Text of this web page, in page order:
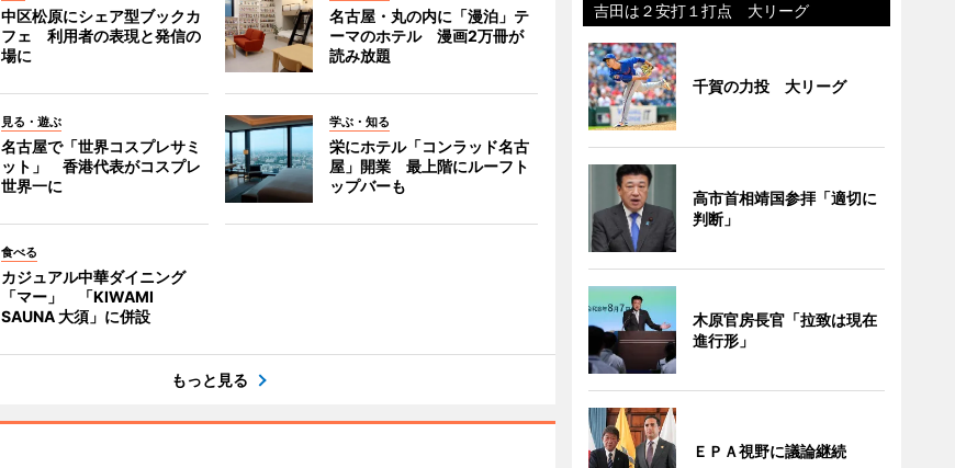
中区松原にシェア型ブックカ
フェ 利用者の表現と発信の
場に
名古屋・丸の内に「漫泊」テ
ーマのホテル 漫画2万冊が
読み放題
見る・遊ぶ
名古屋で「世界コスプレサミ
ット」 香港代表がコスプレ
世界一に
学ぶ・知る
栄にホテル「コンラッド名古
屋」開業 最上階にルーフト
ップバーも
食べる
カジュアル中華ダイニング
「マー」 「KIWAMI
SAUNA 大須」に併設
もっと見る
吉田は２安打１打点 大リーグ
千賀の力投 大リーグ
高市首相靖国参拝「適切に
判断」
木原官房長官「拉致は現在
進行形」
ＥＰＡ視野に議論継続